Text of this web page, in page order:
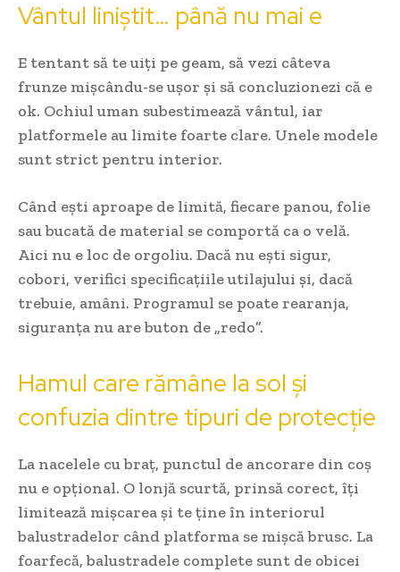
Vântul liniștit… până nu mai e
E tentant să te uiți pe geam, să vezi câteva
frunze mișcându-se ușor și să concluzionezi că e
ok. Ochiul uman subestimează vântul, iar
platformele au limite foarte clare. Unele modele
sunt strict pentru interior.
Când ești aproape de limită, fiecare panou, folie
sau bucată de material se comportă ca o velă.
Aici nu e loc de orgoliu. Dacă nu ești sigur,
cobori, verifici specificațiile utilajului și, dacă
trebuie, amâni. Programul se poate rearanja,
siguranța nu are buton de „redo”.
Hamul care rămâne la sol și
confuzia dintre tipuri de protecție
La nacelele cu braț, punctul de ancorare din coș
nu e opțional. O lonjă scurtă, prinsă corect, îți
limitează mișcarea și te ține în interiorul
balustradelor când platforma se mișcă brusc. La
foarfecă, balustradele complete sunt de obicei